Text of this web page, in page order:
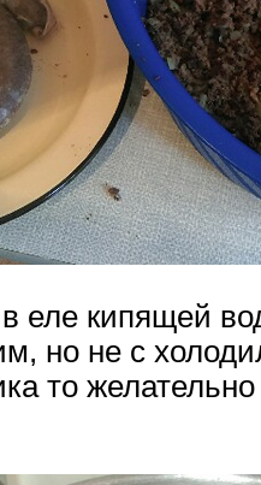
еле кипящей
но не с
то